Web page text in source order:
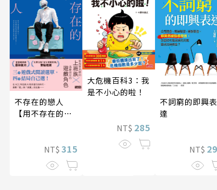
不存在的戀人
【用不存在的
NT$ 315
大危機百科3：我
是不小心的啦！
NT$ 285
不詞窮的即興表
達
NT$